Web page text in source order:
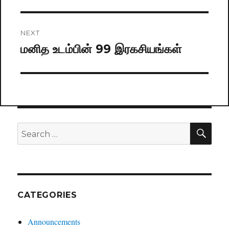
NEXT
Next
மனித உடம்பின் 99 இரகசியங்கள்
Search
for:
CATEGORIES
Announcements